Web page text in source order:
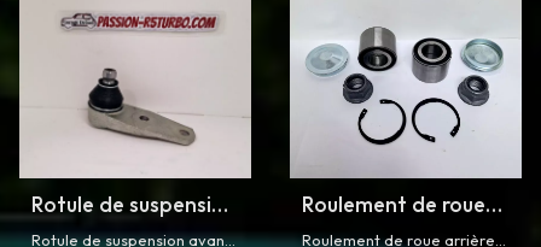
Rotule de suspension
avant pour Super 5
Rotule de suspension avant
Roulement de roue
arrière pour Super 5
Roulement de roue arrière